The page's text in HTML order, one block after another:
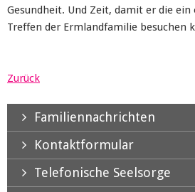
Gesundheit. Und Zeit, damit er die ein
Treffen der Ermlandfamilie besuchen
Zurück
Familiennachrichten
Kontaktformular
Telefonische Seelsorge